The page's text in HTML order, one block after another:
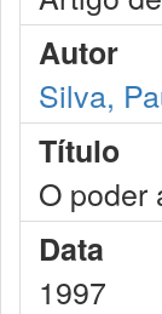
Autor
Silva,
Título
O poder
Data
1997